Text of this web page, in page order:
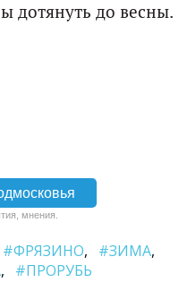
дотянуть до весны.
мнения.
#ФРЯЗИНО
#ЗИМА
#ПРОРУБЬ